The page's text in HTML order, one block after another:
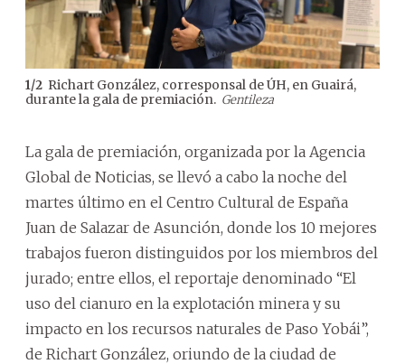
1/2 Richart González, corresponsal de ÚH, en Guairá,
durante la gala de premiación. Gentileza
La gala de premiación, organizada por la Agencia
Global de Noticias, se llevó a cabo la noche del
martes último en el Centro Cultural de España
Juan de Salazar de Asunción, donde los 10 mejores
trabajos fueron distinguidos por los miembros del
jurado; entre ellos, el reportaje denominado “El
uso del cianuro en la explotación minera y su
impacto en los recursos naturales de Paso Yobái”,
de Richart González, oriundo de la ciudad de